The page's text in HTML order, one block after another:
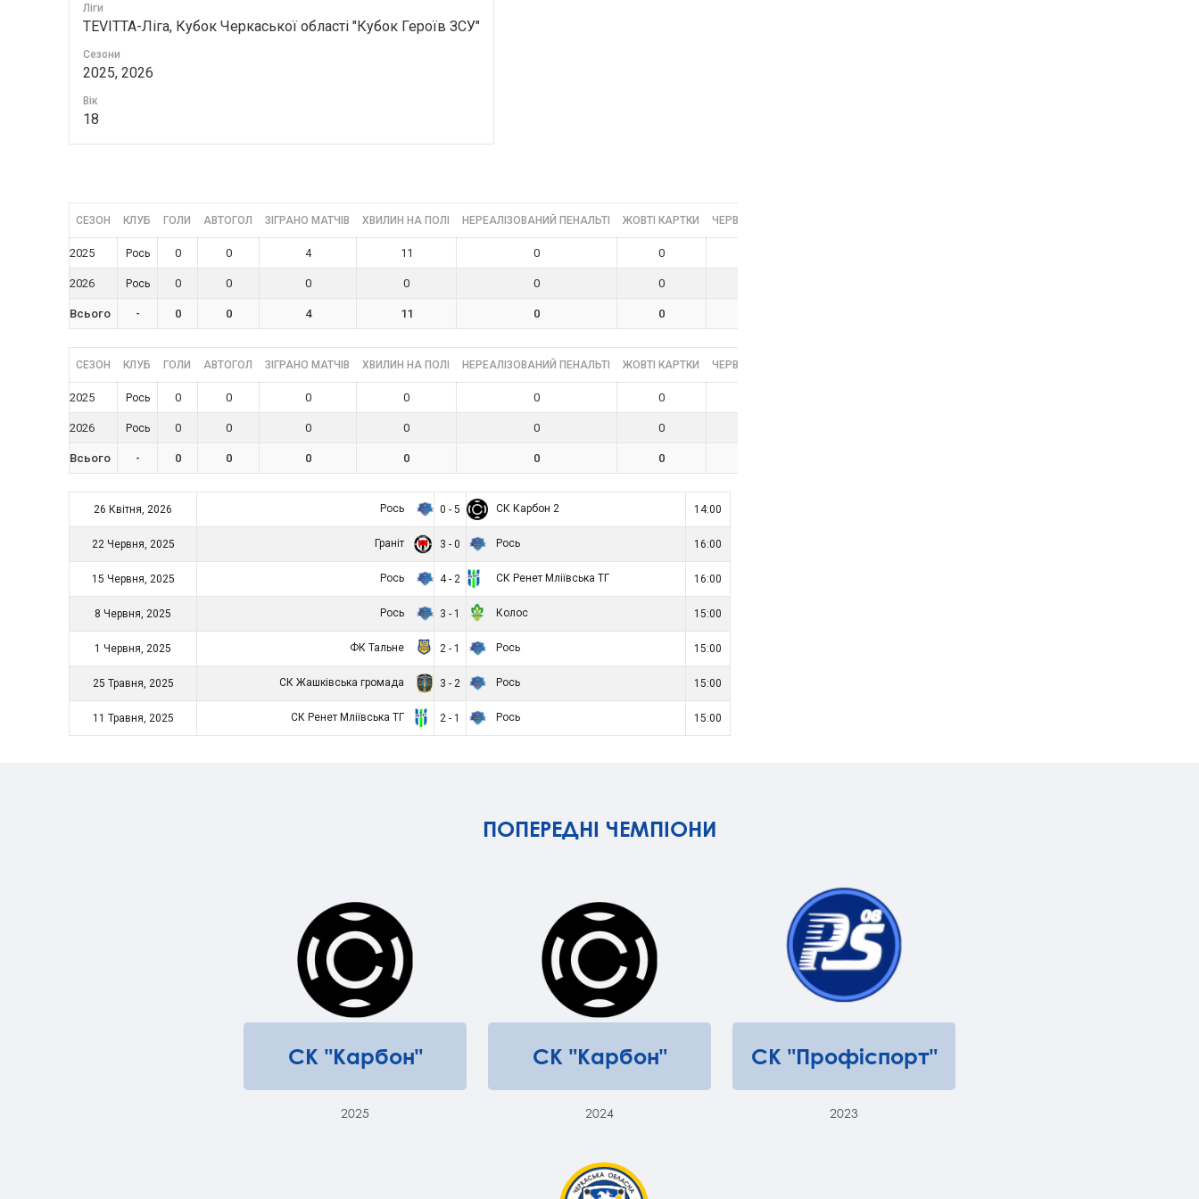
Ліги
TEVITTA-Ліга, Кубок Черкаської області "Кубок Героїв ЗСУ"
Сезони
2025, 2026
Вік
18
СЕЗОН КЛУБ ГОЛИ АВТОГОЛ ЗІГРАНО МАТЧІВ ХВИЛИН НА ПОЛІ НЕРЕАЛІЗОВАНИЙ ПЕНАЛЬТІ ЖОВТІ КАРТКИ ЧЕРВОНІ КАРТКИ
2025 Рось 0 0 4 11 0 0
2026 Рось 0 0 0 0 0 0
Всього - 0 0 4 11 0 0
СЕЗОН КЛУБ ГОЛИ АВТОГОЛ ЗІГРАНО МАТЧІВ ХВИЛИН НА ПОЛІ НЕРЕАЛІЗОВАНИЙ ПЕНАЛЬТІ ЖОВТІ КАРТКИ ЧЕРВОНІ КАРТКИ
2025 Рось 0 0 0 0 0 0
2026 Рось 0 0 0 0 0 0
Всього - 0 0 0 0 0 0
26 Квітня, 2026 Рось 0 - 5 СК Карбон 2 14:00
22 Червня, 2025 Граніт 3 - 0 Рось 16:00
15 Червня, 2025 Рось 4 - 2 СК Ренет Мліївська ТГ 16:00
8 Червня, 2025 Рось 3 - 1 Колос 15:00
1 Червня, 2025 ФК Тальне 2 - 1 Рось 15:00
25 Травня, 2025 СК Жашківська громада 3 - 2 Рось 15:00
11 Травня, 2025 СК Ренет Мліївська ТГ 2 - 1 Рось 15:00
ПОПЕРЕДНІ ЧЕМПІОНИ
СК "Карбон"
2025
СК "Карбон"
2024
СК "Профіспорт"
2023